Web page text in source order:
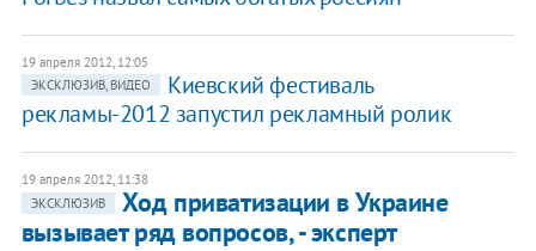
19 апреля 2012, 12:05
ЭКСКЛЮЗИВ, ВИДЕО
Киевский фестиваль
рекламы-2012 запустил рекламный ролик
19 апреля 2012, 11:38
ЭКСКЛЮЗИВ
Ход приватизации в Украине
вызывает ряд вопросов, - эксперт